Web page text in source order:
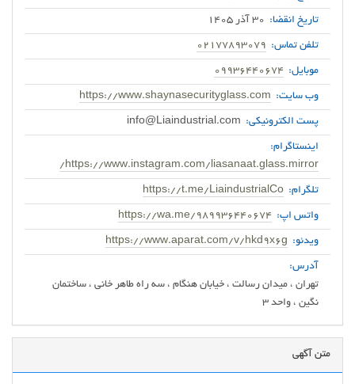
تاریخ انقضا: 30 آذر 1405
تلفن تماس: 02177893079
موبایل: 09936440674
وب سایت: https://www.shaynasecurityglass.com
پست الکترونیکی: info@Liaindustrial.com
اینستاگرام:
https://www.instagram.com/liasanaat.glass.mirror/
تلگرام: https://t.me/LiaindustrialCo
واتس اپ: https://wa.me/989936440674
ویدئو: https://www.aparat.com/v/hkd9x6g
آدرس:
تهران ، میدان رسالت ، خیابان هنگام ، سه راه طاهر خانی ، ساختمان
نگین ، واحد 3
متن آگهی